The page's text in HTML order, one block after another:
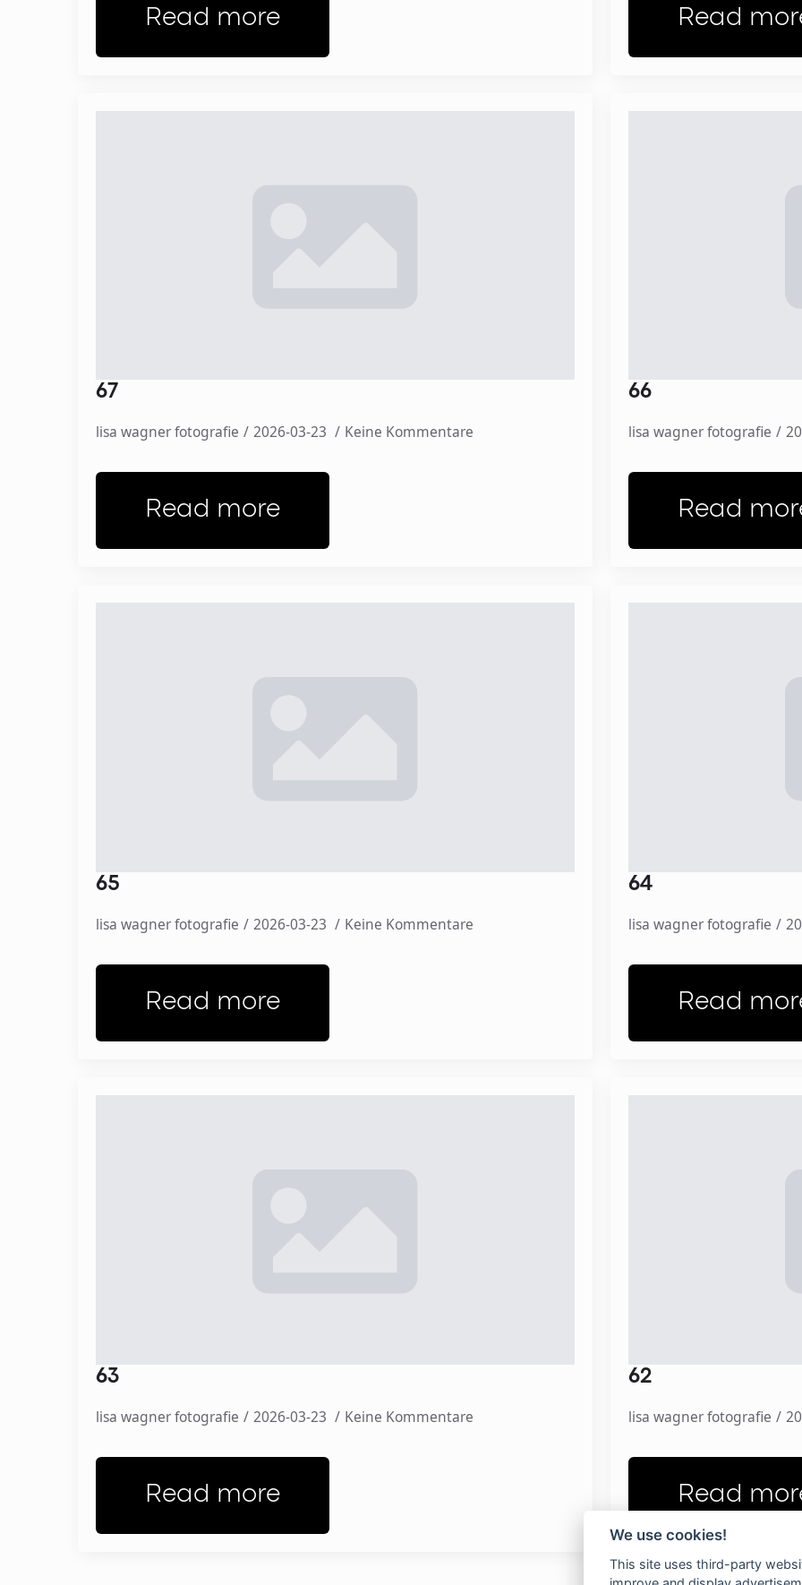
Read more Read
67
lisa wagner fotografie 2026-03-23 Keine Kommentare
Read more
66
lisa wagner fotografie
Read
65
lisa wagner fotografie 2026-03-23 Keine Kommentare
Read more
64
lisa wagner fotografie
Read
63
lisa wagner fotografie 2026-03-23 Keine Kommentare
Read more
62
lisa wagner fotografie
Read
We use cookies!
This site uses third-party